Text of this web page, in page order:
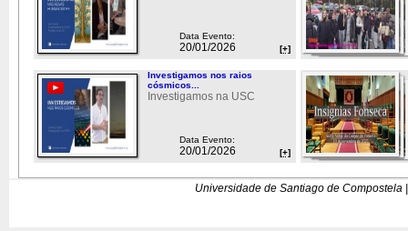
Data Evento:
20/01/2026 [+]
Investigamos nos raios
cósmicos...
Investigamos na USC
Data Evento:
20/01/2026 [+]
Universidade de Santiago de